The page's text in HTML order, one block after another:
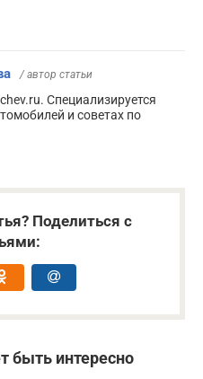
/ автор статьи
Специализируется
и советах по
Поделиться с
быть интересно